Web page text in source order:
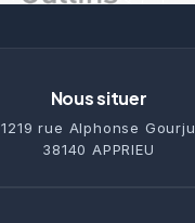
Nous situer
1219 rue Alphonse Gourju
38140 APPRIEU